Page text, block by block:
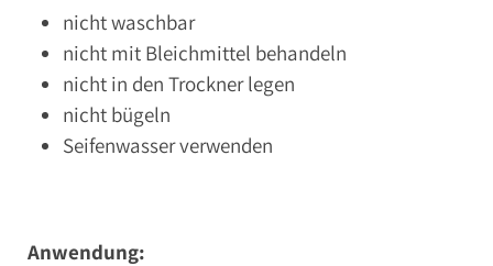
nicht waschbar
nicht mit Bleichmittel behandeln
nicht in den Trockner legen
nicht bügeln
Seifenwasser verwenden
Anwendung: